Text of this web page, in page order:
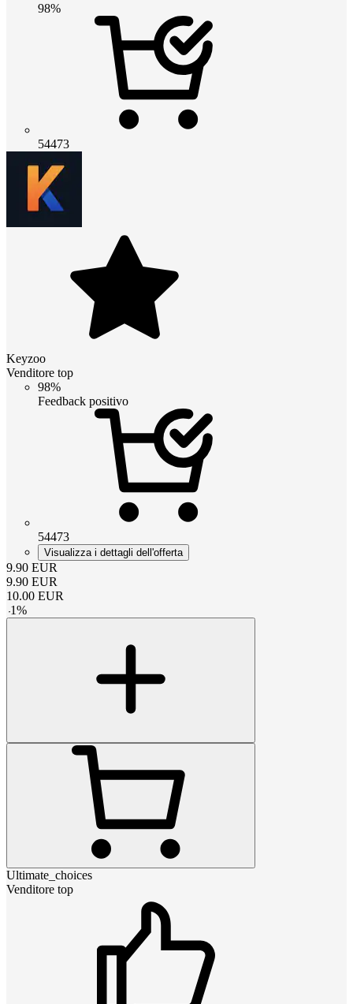
98%
54473
Keyzoo
Venditore top
98%
Feedback positivo
54473
Visualizza i dettagli dell'offerta
9.90 EUR
9.90 EUR
10.00 EUR
-1%
Ultimate_choices
Venditore top